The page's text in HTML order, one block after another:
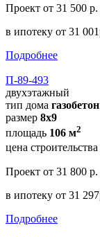
Проект от 31 500 р.
в ипотеку от 31
Подробнее
П-89-493
двухэтажный
тип дома газобетон
размер 8х9
площадь 106 м2
цена строительства
Проект от 31 800 р.
в ипотеку от 31
Подробнее